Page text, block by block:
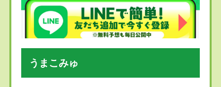
うまこみゅ